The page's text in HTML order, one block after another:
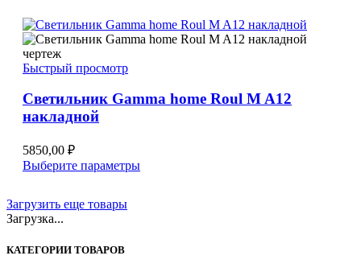
несколько
вариаций.
на
Быстрый просмотр
Светильник Gamma home Roul M A12
накладной
5850,00 ₽
Выберите параметрыЭтот
Загрузить еще товары
Загрузка...
КАТЕГОРИИ ТОВАРОВ